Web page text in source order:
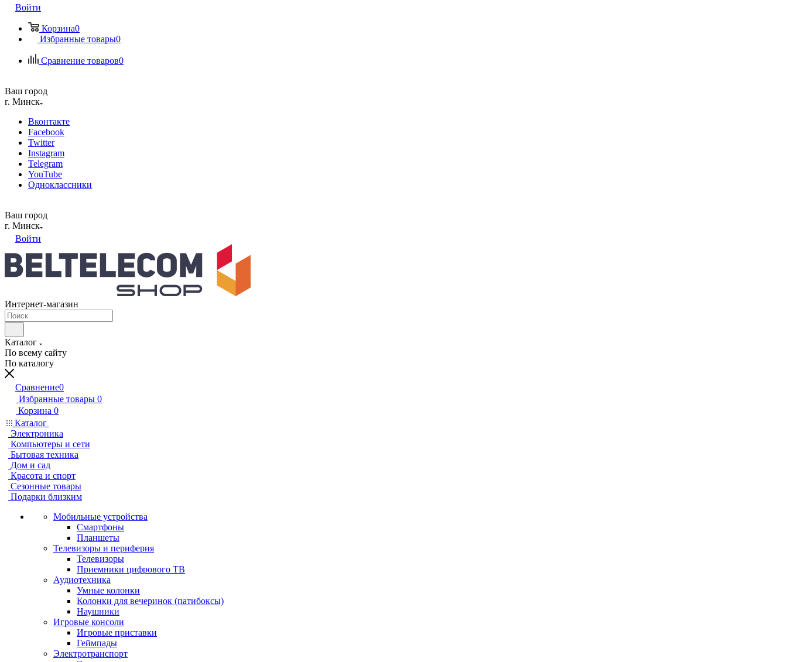
Войти
Корзина0
Избранные товары0
Сравнение товаров0
Ваш город
г. Минск
Вконтакте
Facebook
Twitter
Instagram
Telegram
YouTube
Одноклассники
Ваш город
г. Минск
Войти
Интернет-магазин
Каталог
По всему сайту
По каталогу
Сравнение0
Избранные товары 0
Корзина 0
Каталог
Электроника
Компьютеры и сети
Бытовая техника
Дом и сад
Красота и спорт
Сезонные товары
Подарки близким
Мобильные устройства
Смартфоны
Планшеты
Телевизоры и периферия
Телевизоры
Приемники цифрового ТВ
Аудиотехника
Умные колонки
Колонки для вечеринок (патибоксы)
Наушники
Игровые консоли
Игровые приставки
Геймпады
Электротранспорт